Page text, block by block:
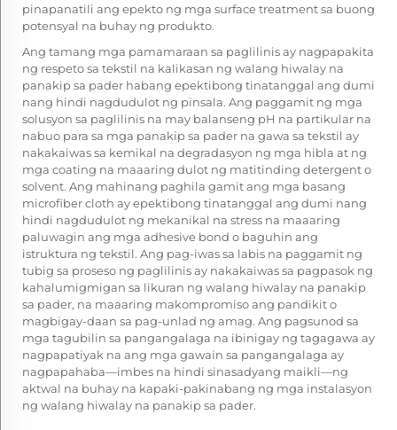
pinapanatili ang epekto ng mga surface treatment sa buong
potensyal na buhay ng produkto.
Ang tamang mga pamamaraan sa paglilinis ay nagpapakita
ng respeto sa tekstil na kalikasan ng walang hiwalay na
panakip sa pader habang epektibong tinatanggal ang dumi
nang hindi nagdudulot ng pinsala. Ang paggamit ng mga
solusyon sa paglilinis na may balanseng pH na partikular na
nabuo para sa mga panakip sa pader na gawa sa tekstil ay
nakakaiwas sa kemikal na degradasyon ng mga hibla at ng
mga coating na maaaring dulot ng matitinding detergent o
solvent. Ang mahinang paghila gamit ang mga basang
microfiber cloth ay epektibong tinatanggal ang dumi nang
hindi nagdudulot ng mekanikal na stress na maaaring
paluwagin ang mga adhesive bond o baguhin ang
istruktura ng tekstil. Ang pag-iwas sa labis na paggamit ng
tubig sa proseso ng paglilinis ay nakakaiwas sa pagpasok ng
kahalumigmigan sa likuran ng walang hiwalay na panakip
sa pader, na maaaring makompromiso ang pandikit o
magbigay-daan sa pag-unlad ng amag. Ang pagsunod sa
mga tagubilin sa pangangalaga na ibinigay ng tagagawa ay
nagpapatiyak na ang mga gawain sa pangangalaga ay
nagpapahaba—imbes na hindi sinasadyang maikli—ng
aktwal na buhay na kapaki-pakinabang ng mga instalasyon
ng walang hiwalay na panakip sa pader.